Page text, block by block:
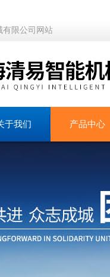
有限公司网站
于我们 产品中心